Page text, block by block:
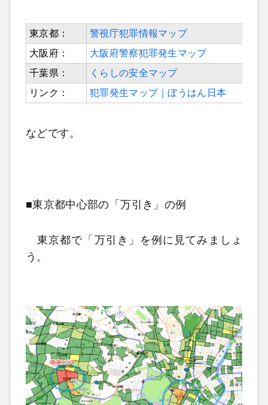
東京都：
警視庁犯罪情報マップ
大阪府：
大阪府警察犯罪発生マップ
千葉県：
くらしの安全マップ
リンク：
犯罪発生マップ｜ぼうはん日本
などです。
■東京都中心部の「万引き」の例
東京都で「万引き」を例に見てみましょ
う。